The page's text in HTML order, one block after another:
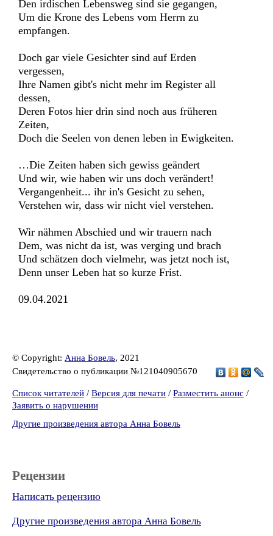
Den irdischen Lebensweg sind sie gegangen,
Um die Krone des Lebens vom Herrn zu
empfangen.
Doch gar viele Gesichter sind auf Erden
vergessen,
Ihre Namen gibt's nicht mehr im Register all
dessen,
Deren Fotos hier drin sind noch aus früheren
Zeiten,
Doch die Seelen von denen leben in Ewigkeiten.
…Die Zeiten haben sich gewiss geändert
Und wir, wie haben wir uns doch verändert!
Vergangenheit... ihr in's Gesicht zu sehen,
Verstehen wir, dass wir nicht viel verstehen.
Wir nähmen Abschied und wir trauern nach
Dem, was nicht da ist, was verging und brach
Und schätzen doch vielmehr, was jetzt noch ist,
Denn unser Leben hat so kurze Frist.
09.04.2021
© Copyright: Анна Бовель, 2021
Свидетельство о публикации №121040905670
Список читателей / Версия для печати / Разместить анонс /
Заявить о нарушении
Другие произведения автора Анна Бовель
Рецензии
Написать рецензию
Другие произведения автора Анна Бовель